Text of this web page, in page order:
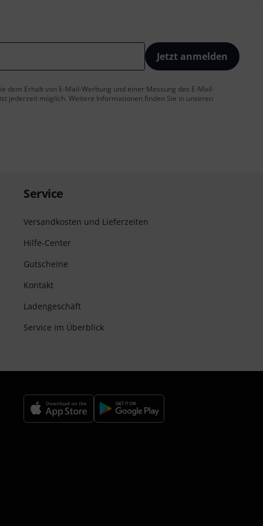
Jetzt anmelden
dem Erhalt von E-Mail-Werbung und einer Messung des E-Mail-
jederzeit möglich. Weitere Informationen finden Sie in unseren
Service
Versandkosten und Lieferzeiten
Hilfe-Center
Gutscheine
Kontakt
Ladengeschäft
Service im Überblick